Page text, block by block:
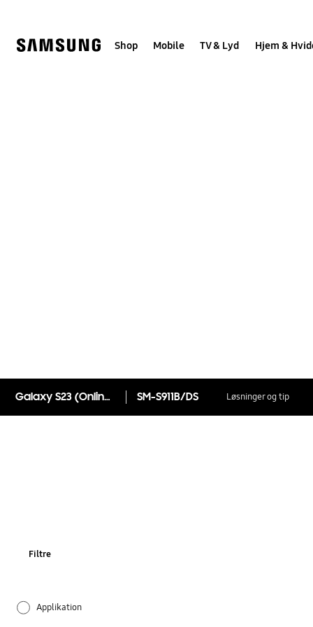
Shop Mobile TV & Lyd Hjem &
Galaxy S23 (Online Exclusive) SM-S911B/DS Løsninger og tip
Filtre
Applikation